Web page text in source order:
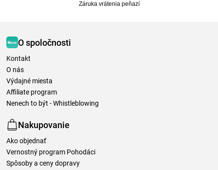
Záruka vrátenia peňazí
O spoločnosti
Kontakt
O nás
Výdajné miesta
Affiliate program
Nenech to být - Whistleblowing
Nakupovanie
Ako objednať
Vernostný program Pohodáci
Spôsoby a ceny dopravy